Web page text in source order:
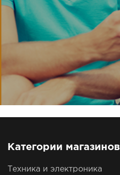
Категории магазинов
Техника и электроника